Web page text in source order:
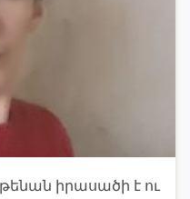
իրասածի է ու